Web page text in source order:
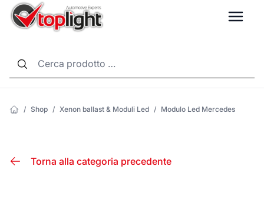
/ Shop / Xenon ballast & Moduli Led / Modulo Led Mercedes
Torna alla categoria precedente